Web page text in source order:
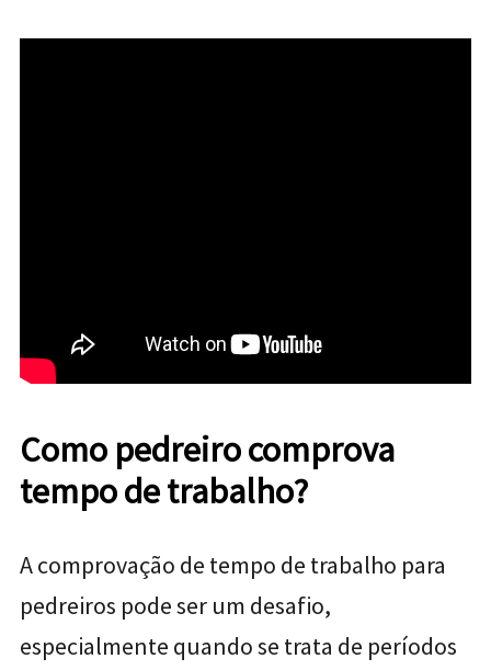
Como pedreiro comprova
tempo de trabalho?
A comprovação de tempo de trabalho para
pedreiros pode ser um desafio,
especialmente quando se trata de períodos